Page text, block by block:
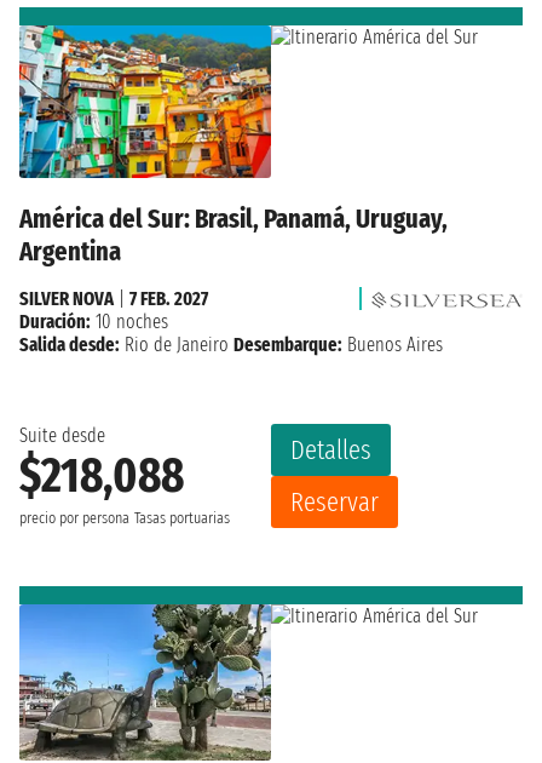
América del Sur: Brasil, Panamá, Uruguay,
Argentina
Suite desde
$218,088
precio por persona Tasas portuarias
Detalles
Reservar
SILVER NOVA| 7 FEB. 2027
Duración: 10 noches
Salida desde: Rio de Janeiro Desembarque: Buenos Aires